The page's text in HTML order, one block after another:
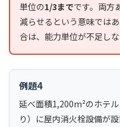
単位の1/3までです。両方
減らせるという意味では
合は、能力単位が不足し
例題4
延べ面積1,200m²のホテ
り）に屋内消火栓設備が